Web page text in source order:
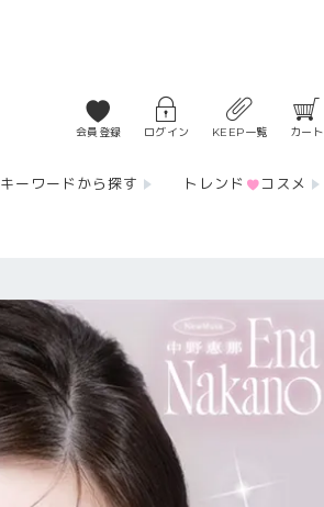
会員登録 ログイン KEEP一覧 カート
キーワードから探す トレンド コスメ